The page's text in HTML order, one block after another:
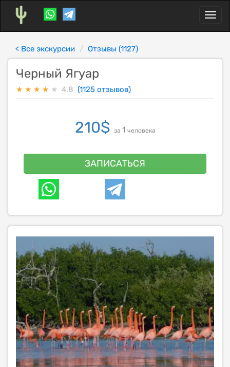
Toggle
< Все экскурсии Отзывы (1127)
Черный Ягуар
★ ★ ★ ★ ★ 4.8 (1125 отзывов)
210$ за 1 человека
ЗАПИСАТЬСЯ